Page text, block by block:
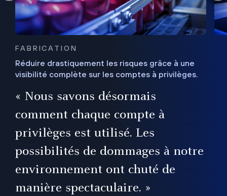
FABRICATION
Réduire drastiquement les risques grâce à une
visibilité complète sur les comptes à privilèges.
« Nous savons désormais
comment chaque compte à
privilèges est utilisé. Les
possibilités de dommages à notre
environnement ont chuté de
manière spectaculaire. »